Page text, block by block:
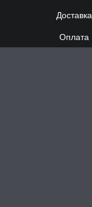
Доставка
Оплата